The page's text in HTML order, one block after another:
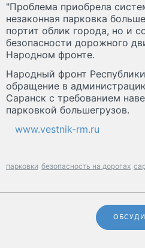
"Проблема приобрела
незаконная парковка
портит облик города, но и
безопасности дорожного
Народном фронте.
Народный фронт
обращение в
Саранск с требованием
парковкой большегрузов.
www.vestnik-rm.ru
парковки безопасность на дорогах